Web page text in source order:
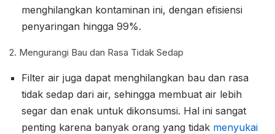
menghilangkan kontaminan ini, dengan efisiensi
penyaringan hingga 99%.
2. Mengurangi Bau dan Rasa Tidak Sedap
Filter air juga dapat menghilangkan bau dan rasa
tidak sedap dari air, sehingga membuat air lebih
segar dan enak untuk dikonsumsi. Hal ini sangat
penting karena banyak orang yang tidak menyukai